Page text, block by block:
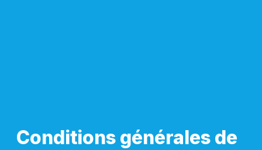
Conditions générales de